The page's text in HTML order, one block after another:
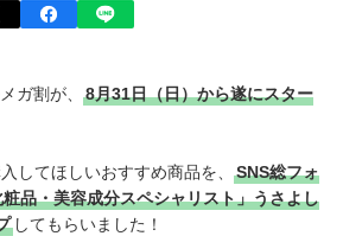
ガ割が、
8月31日（日）から遂にスター
してほしいおすすめ商品を、
SNS総フォ
品・美容成分スペシャリスト」うさよし
してもらいました！